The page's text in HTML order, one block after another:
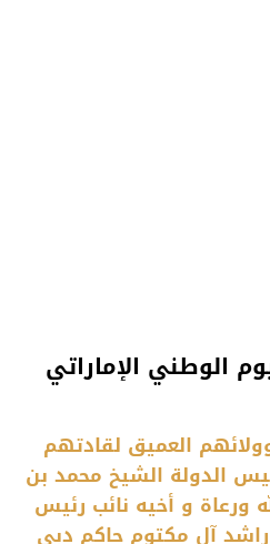
الوطني الإماراتي
العميق لقادتهم
الدولة الشيخ محمد بن
ورعاة و أخيه نائب رئيس
آل مكتوم حاكم دبي